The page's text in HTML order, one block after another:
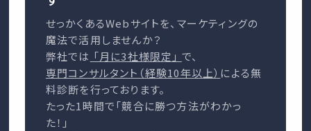
せっかくあるWebサイトを、マーケティングの
魔法で活用しませんか？
弊社では 「月に3社様限定」 で、
専門コンサルタント（経験10年以上） による無
料診断を行っております。
たった1時間で「競合に勝つ方法がわかっ
た！」